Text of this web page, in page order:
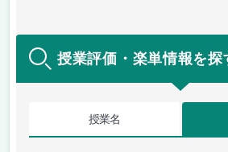
授業評価・楽単情報を探
授業名